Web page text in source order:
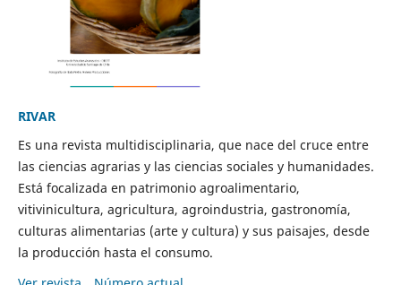
RIVAR
Es una revista multidisciplinaria, que nace del cruce entre
las ciencias agrarias y las ciencias sociales y humanidades.
Está focalizada en patrimonio agroalimentario,
vitivinicultura, agricultura, agroindustria, gastronomía,
culturas alimentarias (arte y cultura) y sus paisajes, desde
la producción hasta el consumo.